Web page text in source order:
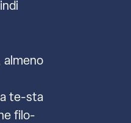
almeno
te-sta
filo-